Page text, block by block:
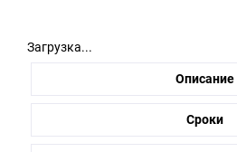
Загрузка...
Описание
Сроки